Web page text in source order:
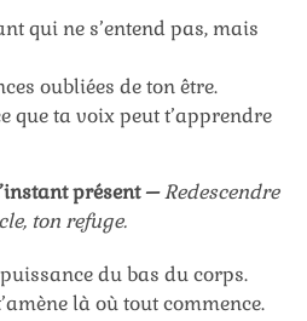
qui ne s’entend pas, mais
oubliées de ton être.
que ta voix peut t’apprendre
présent –Redescendre
ton refuge.
du bas du corps.
là où tout commence.